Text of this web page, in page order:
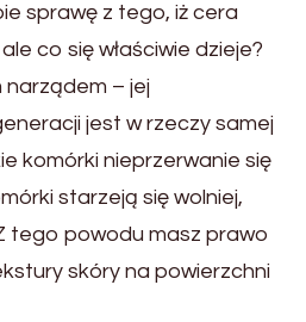
sprawę z tego, iż cera
co się właściwie dzieje?
narządem – jej
jest w rzeczy samej
komórki nieprzerwanie się
starzeją się wolniej,
tego powodu masz prawo
skóry na powierzchni